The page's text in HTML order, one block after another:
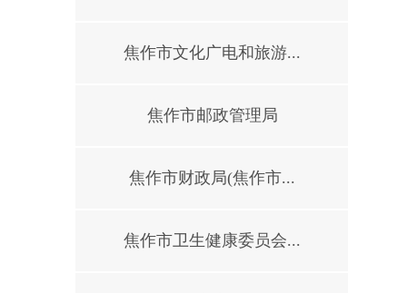
焦作市文化广电和旅游...
焦作市邮政管理局
焦作市财政局(焦作市...
焦作市卫生健康委员会...